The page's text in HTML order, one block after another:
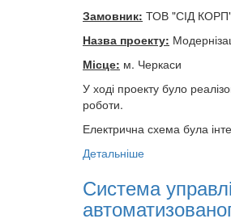
Замовник: ТОВ "СІД
Назва проекту:
Місце: м. Черкаси
У ході проекту було
роботи.
Електрична схема була
Детальніше
Система